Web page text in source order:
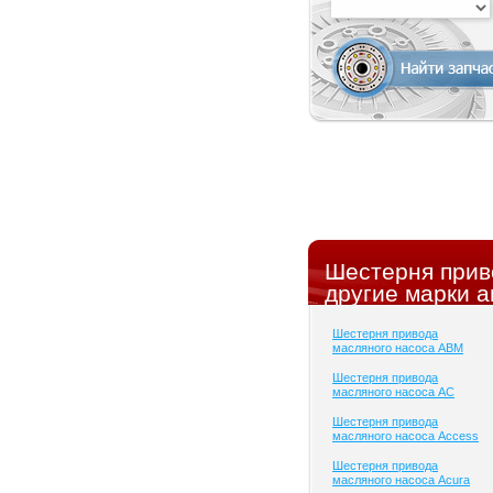
Шестерня
другие марки
Шестерня привода
масляного насоса ABM
Шестерня привода
масляного насоса AC
Шестерня привода
масляного насоса Access
Шестерня привода
масляного насоса Acura